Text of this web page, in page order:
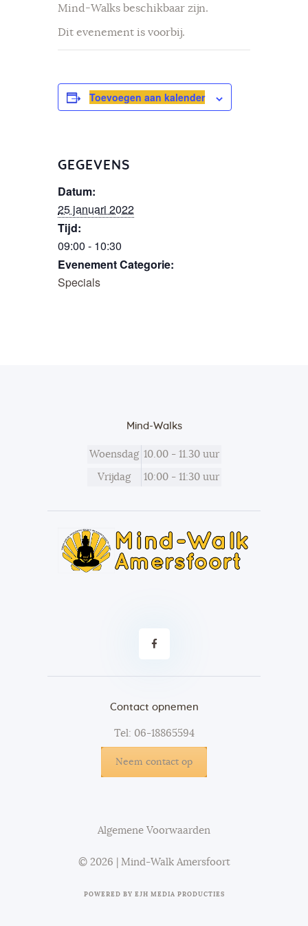
Mind-Walks beschikbaar zijn.
Dit evenement is voorbij.
Toevoegen aan kalender
GEGEVENS
Datum:
25 januari 2022
Tijd:
09:00 - 10:30
Evenement Categorie:
Specials
Mind-Walks
Woensdag 10.00 - 11.30 uur
Vrijdag 10:00 - 11:30 uur
Contact opnemen
Tel: 06-18865594
Neem contact op
Algemene Voorwaarden
© 2026 | Mind-Walk Amersfoort
POWERED BY EJH MEDIA PRODUCTIES